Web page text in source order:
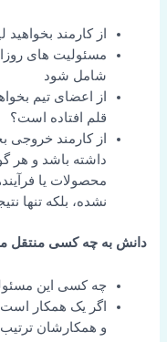
از کارمند
مسئولیت های
شامل شود
از اعضای تیم
قلم افتاده است؟
از کارمند خروجی
داشته باشد و هر
محصولات یا
نشده، بلکه تنها
دانش به چه کسی منتقل
چه کسی این
اگر یک همکار
و همکارشان